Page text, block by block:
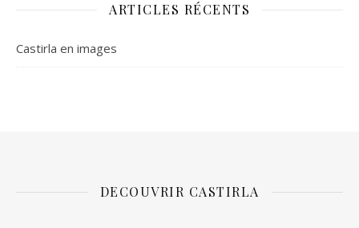
ARTICLES RÉCENTS
Castirla en images
DECOUVRIR CASTIRLA